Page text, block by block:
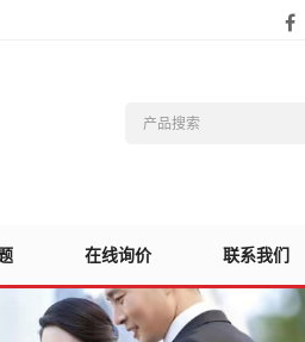
在线询价 联系我们